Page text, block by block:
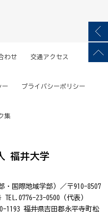
わせ 交通アクセス
ー プライバシーポリシー
集
福井大学
・国際地域学部）／〒910-8507
23-0500（代表）
1193 福井県吉田郡永平寺町松